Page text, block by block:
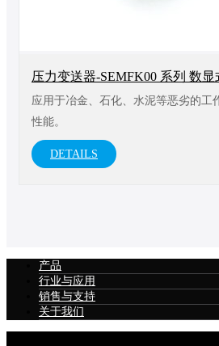
压力变送器-SEMFK00 系列 数显
应用于冶金、石化、水泥等恶劣的工
性能。
DETAILS
产品
行业与应用
销售与支持
关于我们